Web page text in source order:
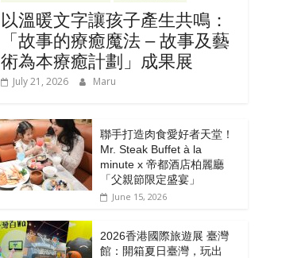
以溫暖文字讓孩子產生共鳴：
「故事的療癒魔法 – 故事及藝
術為本療癒計劃」成果展
July 21, 2026 Maru
聯手打造肉食愛好者天堂！
Mr. Steak Buffet à la
minute x 帝都酒店柏麗廳
「⽗親節限定盛宴」
June 15, 2026
2026香港國際旅遊展 臺灣
館：開箱夏日臺灣，玩出